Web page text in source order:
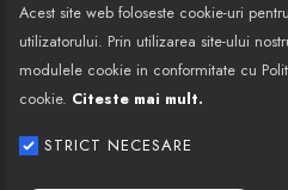
Acest site web foloseste cookie-uri
utilizatorului. Prin utilizarea site-ului
modulele cookie in conformitate cu
cookie. Citeste mai mult.
STRICT NECESARE
Call Center: 0377 100 941
Program de lucru: Luni-Vineri
08:00 - 18:00
Email: contact@bestautovest.ro